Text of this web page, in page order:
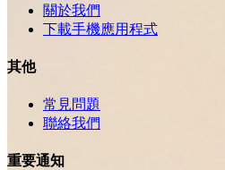
關於我們
下載手機應用程式
其他
常見問題
聯絡我們
重要通知